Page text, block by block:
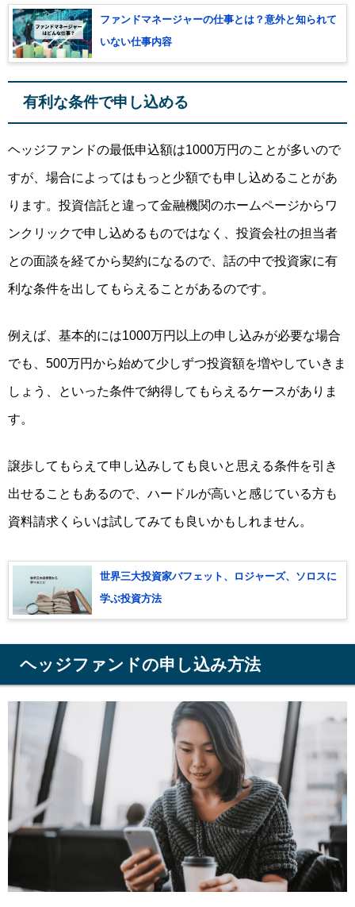
ファンドマネージャーの仕事とは？意外と知られて
いない仕事内容
有利な条件で申し込める
ヘッジファンドの最低申込額は1000万円のことが多いので
すが、場合によってはもっと少額でも申し込めることがあ
ります。投資信託と違って金融機関のホームページからワ
ンクリックで申し込めるものではなく、投資会社の担当者
との面談を経てから契約になるので、話の中で投資家に有
利な条件を出してもらえる ことがあるのです。
例えば、基本的には1000万円以上の申し込みが必要な場合
でも、500万円から始めて少しずつ投資額を増やしていきま
しょう、といった条件で納得してもらえるケースがありま
す。
譲歩してもらえて申し込みしても良いと思える条件を引き
出せることもあるので、ハードルが高いと感じている方も
資料請求くらいは試してみても良いかもしれません。
世界三大投資家バフェット、ロジャーズ、ソロスに
学ぶ投資方法
ヘッジファンドの申し込み方法